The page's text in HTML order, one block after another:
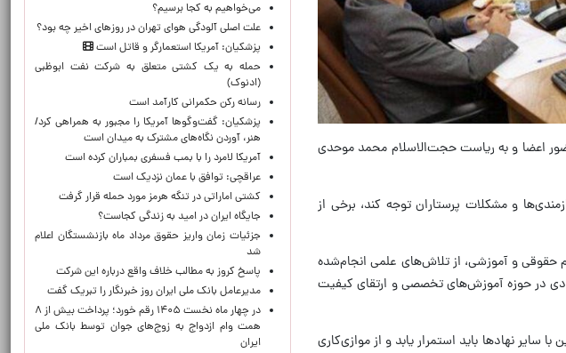
اعضا و به ریاست حجت‌الاسلام محمد موحدی
و مشکلات پرستاران توجه کند، برخی از
حقوقی و آموزشی، از تلاش‌های علمی انجام‌شده
در حوزه آموزش‌های تخصصی و ارتقای کیفیت
نهادها باید استمرار یابد و از موازی‌کاری
می‌خواهیم به کجا برسیم؟
علت اصلی آلودگی هوای تهران در روزهای اخیر چه بود؟
پزشکیان: آمریکا استعمارگر و قاتل است
حمله به یک کشتی متعلق به شرکت نفت ابوظبی
(ادنوک)
رسانه رکن حکمرانی کارآمد است
پزشکیان: گفت‌وگوها آمریکا را مجبور به همراهی کرد/
هنر، آوردن نگاه‌های مشترک به میدان است
آمریکا لامرد را با بمب فسفری بمباران کرده است
عراقچی: توافق با عمان نزدیک است
کشتی اماراتی در تنگه هرمز مورد حمله قرار گرفت
جایگاه ایران در امید به زندگی کجاست؟
جزئیات زمان واریز حقوق مرداد ماه بازنشستگان اعلام
شد
پاسخ کروز به مطالب خلاف واقع درباره این شرکت
مدیرعامل بانک ملی ایران روز خبرنگار را تبریک گفت
در چهار ماه نخست ۱۴۰۵ رقم خورد؛ پرداخت بیش از ۸
همت وام ازدواج به زوج‌های جوان توسط بانک ملی
ایران